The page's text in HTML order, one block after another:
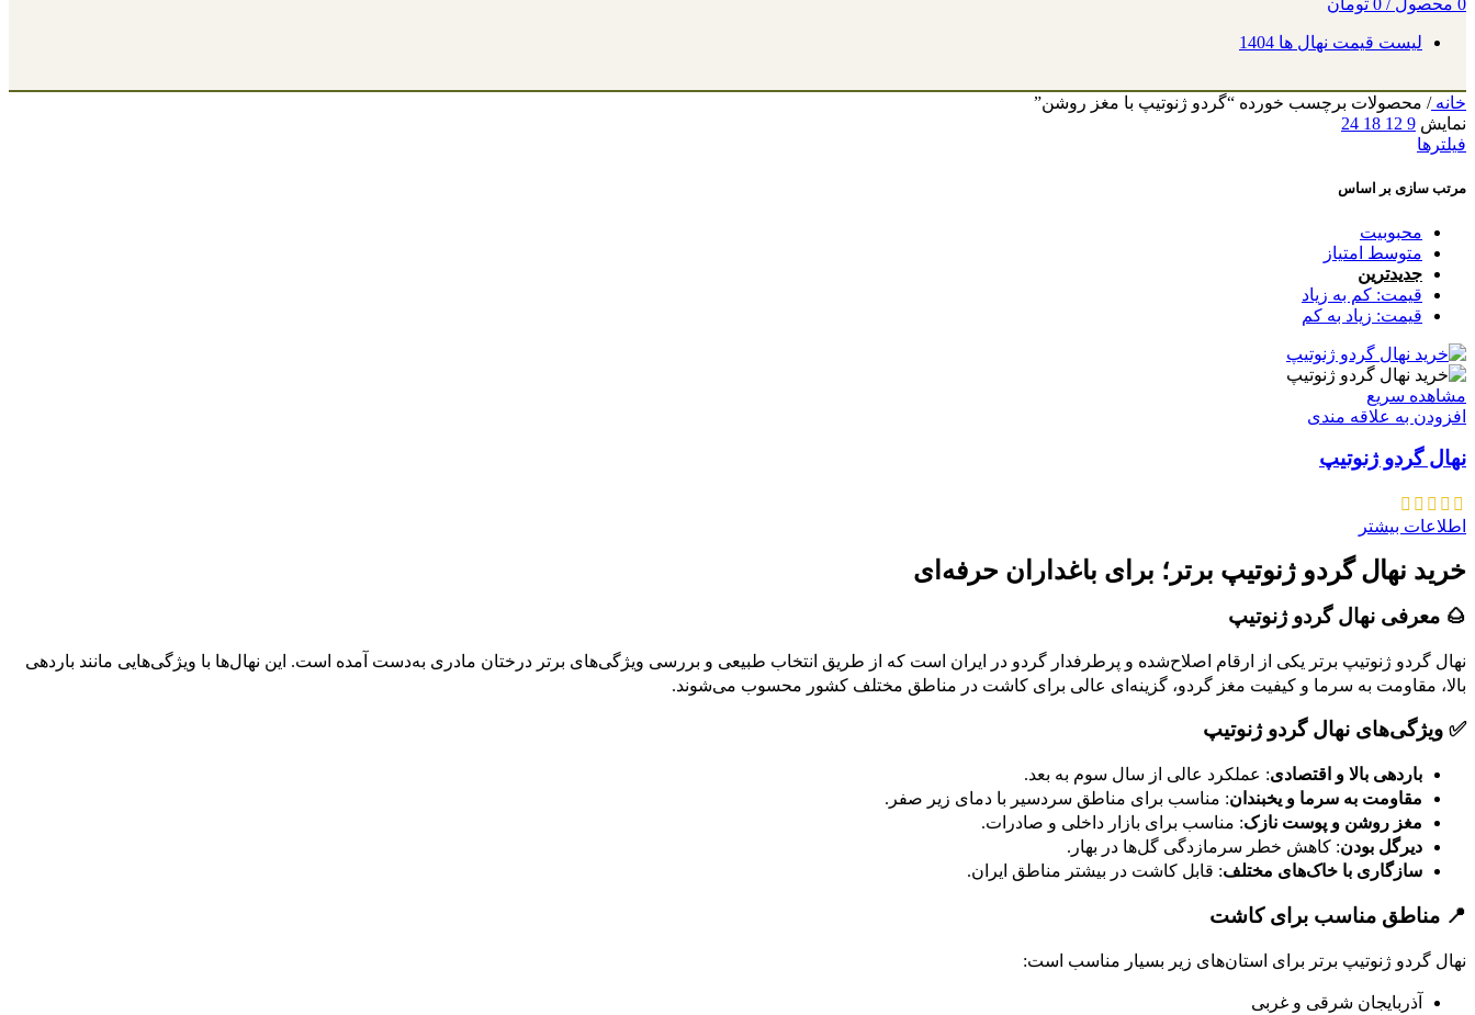
0 محصول /
0 تومان
لیست قیمت نهال ها 1404
خانه/ محصولات برچسب خورده “گردو ژنوتیپ با مغز روشن”
نمایش 9
12
18
24
فیلترها
مرتب سازی بر اساس
محبوبیت
متوسط امتیاز
جدیدترین
قیمت: کم به زیاد
قیمت: زیاد به کم
مشاهده سریع
افزودن به علاقه مندی
نهال گردو ژنوتیپ
اطلاعات بیشتر
خرید نهال گردو ژنوتیپ برتر؛ برای باغداران حرفه‌ای
🌰 معرفی نهال گردو ژنوتیپ
نهال گردو ژنوتیپ برتر یکی از ارقام اصلاح‌شده و پرطرفدار گردو در ایران است که از طریق انتخاب طبیعی و بررسی ویژگی‌های برتر درختان مادری به‌دست آمده است. این نهال‌ها با ویژگی‌هایی مانند باردهی
بالا، مقاومت به سرما و کیفیت مغز گردو، گزینه‌ای عالی برای کاشت در مناطق مختلف کشور محسوب می‌شوند.
✅ ویژگی‌های نهال گردو ژنوتیپ
باردهی بالا و اقتصادی: عملکرد عالی از سال سوم به بعد.
مقاومت به سرما و یخبندان: مناسب برای مناطق سردسیر با دمای زیر صفر.
مغز روشن و پوست نازک: مناسب برای بازار داخلی و صادرات.
دیرگل بودن: کاهش خطر سرمازدگی گل‌ها در بهار.
سازگاری با خاک‌های مختلف: قابل کاشت در بیشتر مناطق ایران.
📍 مناطق مناسب برای کاشت
نهال گردو ژنوتیپ برتر برای استان‌های زیر بسیار مناسب است:
آذربایجان شرقی و غربی